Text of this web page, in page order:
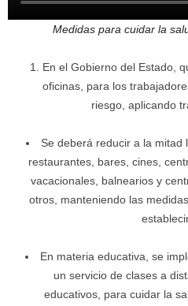
Medidas para cuidar la
En el Gobierno del Estado,
oficinas, para los
riesgo, aplicando
Se deberá reducir a la mitad
restaurantes, bares, cines,
vacacionales, balnearios y
otros, manteniendo las
En materia educativa, se
un servicio de clases a
educativos, para cuidar la